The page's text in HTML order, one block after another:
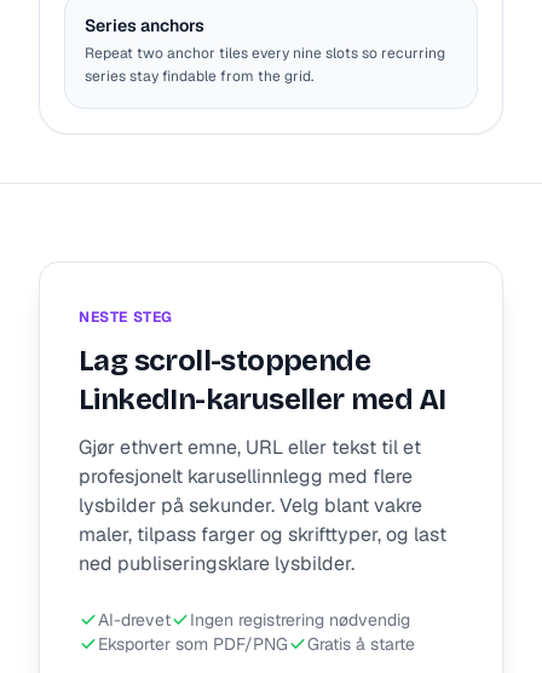
Series anchors
Repeat two anchor tiles every nine slots so recurring
series stay findable from the grid.
NESTE STEG
Lag scroll-stoppende
LinkedIn-karuseller med AI
Gjør ethvert emne, URL eller tekst til et
profesjonelt karusellinnlegg med flere
lysbilder på sekunder. Velg blant vakre
maler, tilpass farger og skrifttyper, og last
ned publiseringsklare lysbilder.
AI-drevet
Ingen registrering nødvendig
Eksporter som PDF/PNG
Gratis å starte